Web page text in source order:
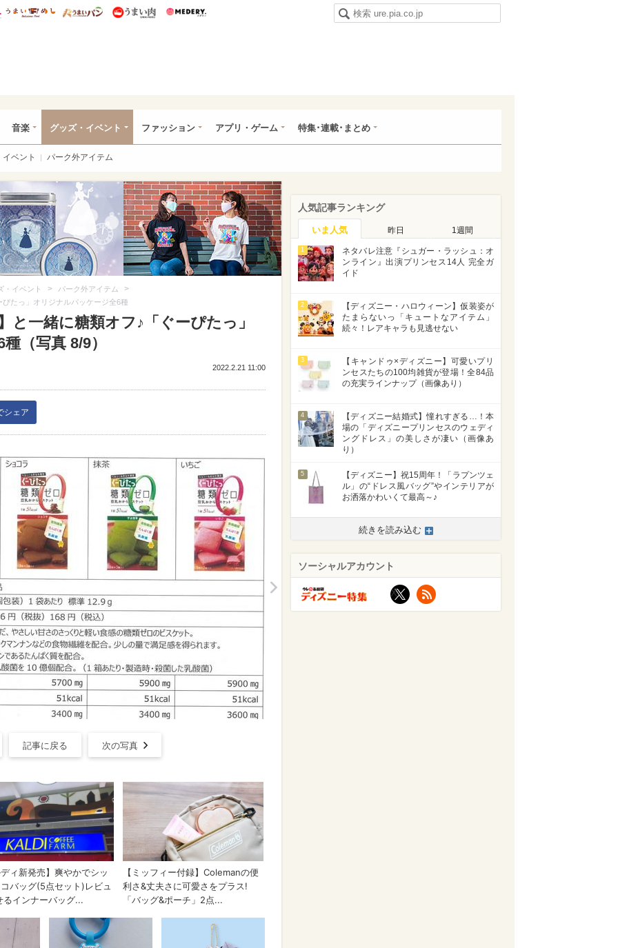
研 ディズニー特集
mimot. うまいめし うまいパン うまい肉
音楽 グッズ・イベント ファッション アプリ・ゲーム 特集･連載･まとめ
イベント パーク外アイテム
・イベント > パーク外アイテム >
たっ」オリジナルパッケージ全6種
一緒に糖類オフ♪「ぐーぴたっ」
（写真 8/9）
2022.2.21 11:00
シェア
>
記事に戻る 次の写真
人気記事ランキング
いま人気 昨日 1週間
1
ネタバレ注意『シュガー・ラッシュ：オ
ンライン』出演プリンセス14人 完全ガ
イド
2
【ディズニー・ハロウィーン】仮装姿が
たまらないっ「キュートなアイテム」
続々！レアキャラも見逃せない
3
【キャンドゥ×ディズニー】可愛いプリ
ンセスたちの100均雑貨が登場！全84品
の充実ラインナップ（画像あり）
4
【ディズニー結婚式】憧れすぎる…！本
場の「ディズニープリンセスのウェディ
ングドレス」の美しさが凄い（画像あ
り）
5
【ディズニー】祝15周年！「ラプンツェ
ル」の“ドレス風バッグ”やインテリアが
お洒落かわいくて最高～♪
続きを読み込む
ソーシャルアカウント
X